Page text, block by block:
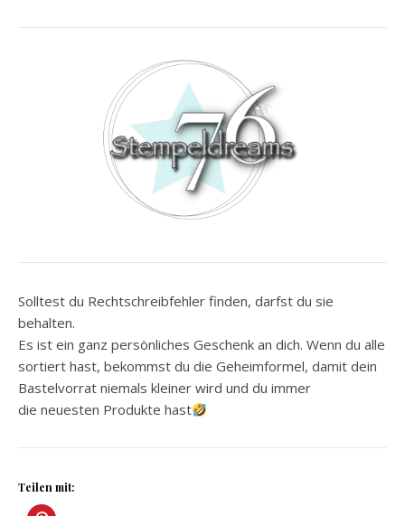
Solltest du Rechtschreibfehler finden, darfst du sie
behalten.
Es ist ein ganz persönliches Geschenk an dich. Wenn du alle
sortiert hast, bekommst du die Geheimformel, damit dein
Bastelvorrat niemals kleiner wird und du immer
die neuesten Produkte hast
Teilen mit: